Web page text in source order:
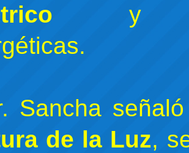
y
Sancha
de la Luz,